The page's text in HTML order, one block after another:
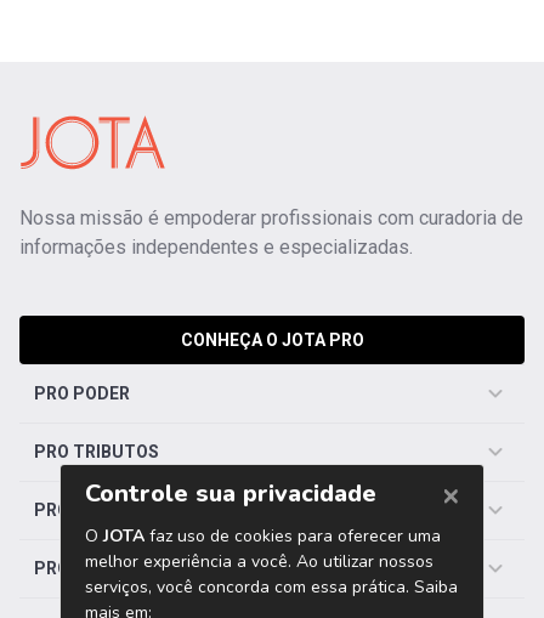
Nossa missão é empoderar profissionais com curadoria de
informações independentes e especializadas.
CONHEÇA O JOTA PRO
PRO PODER
PRO TRIBUTOS
PRO TRABALHISTA
PRO SAÚDE